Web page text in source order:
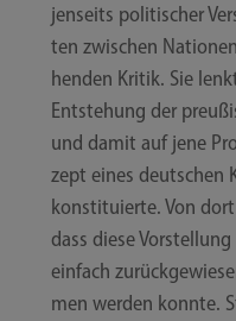
jen­seits poli­ti­scher
ten zwi­schen
hen­den Kri­tik. Sie
Ent­ste­hung der
und damit auf jene
zept eines deut­schen
kon­sti­tu­ier­te. Von
dass die­se
ein­fach
men wer­den konn­te.